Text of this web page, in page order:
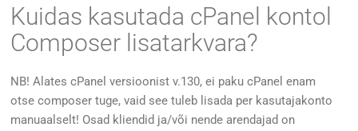
Kuidas kasutada cPanel kontol
Composer lisatarkvara?
NB! Alates cPanel versioonist v.130, ei paku cPanel enam
otse composer tuge, vaid see tuleb lisada per kasutajakonto
manuaalselt! Osad kliendid ja/või nende arendajad on